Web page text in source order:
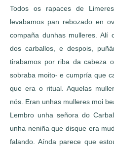
Todos os rapaces de
levabamos pan rebozado en
compaña dunhas mulleres. Alí
dos carballos, e despois,
tirabamos por riba da cabeza
sobraba moito- e cumpría que
que era o ritual. Aquelas
nós. Eran unhas mulleres moi
Lembro unha señora do
unha neniña que disque era
falando. Aínda parece que